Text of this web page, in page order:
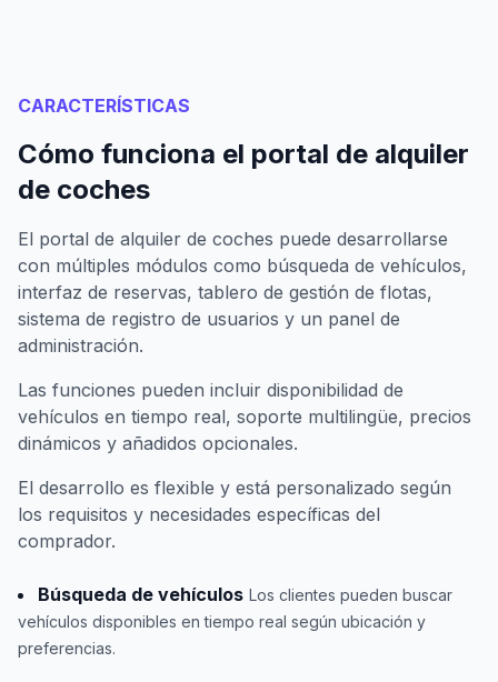
CARACTERÍSTICAS
Cómo funciona el portal de alquiler
de coches
El portal de alquiler de coches puede desarrollarse
con múltiples módulos como búsqueda de vehículos,
interfaz de reservas, tablero de gestión de flotas,
sistema de registro de usuarios y un panel de
administración.
Las funciones pueden incluir disponibilidad de
vehículos en tiempo real, soporte multilingüe, precios
dinámicos y añadidos opcionales.
El desarrollo es flexible y está personalizado según
los requisitos y necesidades específicas del
comprador.
Búsqueda de vehículos Los clientes pueden buscar
vehículos disponibles en tiempo real según ubicación y
preferencias.